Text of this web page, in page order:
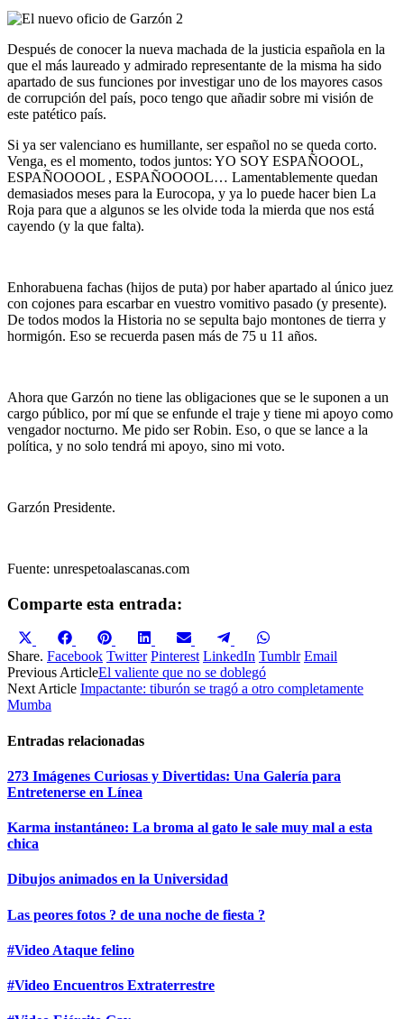
Después de conocer la nueva machada de la justicia española en la
que el más laureado y admirado representante de la misma ha sido
apartado de sus funciones por investigar uno de los mayores casos
de corrupción del país, poco tengo que añadir sobre mi visión de
este patético país.
Si ya ser valenciano es humillante, ser español no se queda corto.
Venga, es el momento, todos juntos: YO SOY ESPAÑOOOL,
ESPAÑOOOOL , ESPAÑOOOOL… Lamentablemente quedan
demasiados meses para la Eurocopa, y ya lo puede hacer bien La
Roja para que a algunos se les olvide toda la mierda que nos está
cayendo (y la que falta).
Enhorabuena fachas (hijos de puta) por haber apartado al único juez
con cojones para escarbar en vuestro vomitivo pasado (y presente).
De todos modos la Historia no se sepulta bajo montones de tierra y
hormigón. Eso se recuerda pasen más de 75 u 11 años.
Ahora que Garzón no tiene las obligaciones que se le suponen a un
cargo público, por mí que se enfunde el traje y tiene mi apoyo como
vengador nocturno. Me pido ser Robin. Eso, o que se lance a la
política, y no solo tendrá mi apoyo, sino mi voto.
Garzón Presidente.
Fuente: unrespetoalascanas.com
Comparte esta entrada:
Compartir
en
X
(Twitter)
Compartir
en
Facebook
Compartir
en
Pinterest
Compartir
en
LinkedIn
Compartir
en
Email
Compartir
en
Telegram
en
Share. Facebook Twitter Pinterest LinkedIn Tumblr Email
Previous ArticleEl valiente que no se doblegó
Next Article Impactante: tiburón se tragó a otro completamente
Mumba
Entradas relacionadas
273 Imágenes Curiosas y Divertidas: Una Galería para
Entretenerse en Línea
Karma instantáneo: La broma al gato le sale muy mal a esta
chica
Dibujos animados en la Universidad
Las peores fotos ? de una noche de fiesta ?
#Video Ataque felino
#Video Encuentros Extraterrestre